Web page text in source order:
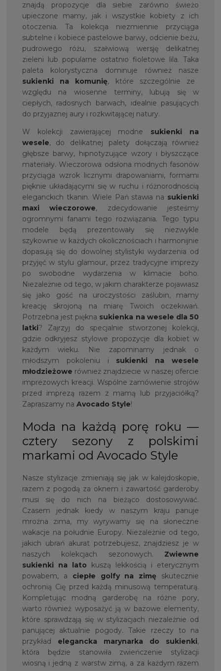
znajdą propozycje dla siebie zarówno świeżo
upieczone mamy, jak i wszystkie kobiety z ich
otoczenia. Ta kolekcja niezmiennie przyciąga
subtelne i kobiece pastelowe barwy, odcienie beżu,
pudrowego różu, szałwiową wersję delikatnej
zieleni lub popularne ostatnio fioletowe lila. Taka
paleta kolorystyczna dominuje również nasze
sukienki na komunię, które szczególnie ze
względu na wiosenne terminy, lubują się w
ciepłych, radosnych barwach, idealnie pasujących
do przyjaznej aury i rozkwitającej natury.
W kolekcji zawierającej modne sukienki na
wesele, do delikatnej palety dołączają również
głębsze barwy, hipnotyzujące wzory i błyszczące
materiały. Wieczorowa odsłona modnych fasonów
przyciąga wzrok licznymi drapowaniami, formami
pięknie układającymi się w ruchu i różnorodnością
eleganckich tkanin. Wiele Pań stawia na sukienki
maxi wieczorowe, zdecydowanie jesteśmy
ogromnymi fanami tego rozwiązania. Tego typu
modele będą prezentowały się niezwykle
szykownie w każdych okolicznościach i harmonijnie
dopasują się do dowolnej stylistyki wydarzenia od
przyjęć w stylu glamour, przez tradycyjne imprezy
po swobodne wydarzenia w klimacie boho.
Niezależnie od tego, w jakim charakterze pojawiasz
się jako gość na uroczystości zaślubin, mamy
kreację skrojoną na miarę Twoich oczekiwań.
Potrzebna jest piękna sukienka na wesele dla 50
latki? Zajrzyj do specjalnie stworzonej kolekcji,
gdzie odkryjesz stylowe propozycje dla kobiet w
każdym wieku. Nie zapominamy jednak o
młodszym pokoleniu i sukienki na wesele
młodzieżowe również znajdziecie w naszej ofercie
imprezowych kreacji. Wspólne zamówienie strojów
przed imprezą razem z mamą lub przyjaciółką?
Zapraszamy na Avocado Style!
Moda na każdą porę roku —
cztery sezony z polskimi
markami od Avocado Style
Nasze stylizacje zmieniają się jak w kalejdoskopie,
razem z pogodą za oknem i zawartość garderoby
musi się do nich na bieżąco dostosowywać.
Czasem jednak kiedy w naszym kraju panuje
mroźna zima, my wyrywamy się na słoneczne
wakacje na południe Europy. Niezależnie od tego,
jakich ubrań akurat potrzebujesz, znajdziesz je w
naszych kolekcjach sezonowych. Zwiewne
sukienki na lato kuszą lekkością i eterycznym
powabem, a ciepłe golfyna zimę skutecznie
ochronią Cię przed każdą minusową temperaturą.
Kompletując modną garderobę na różne pory,
warto również wyposażyć ją w bazowe elementy,
które sprawdzają się w stylizacjach niezależnie od
panującej aktualnie pogody. Takie rzeczy to na
przykład
elegancka marynarka do sukienki,
która będzie stanowiła zwieńczenie stylizacji
wiosną i jedną z warstw zimą, a za każdym razem